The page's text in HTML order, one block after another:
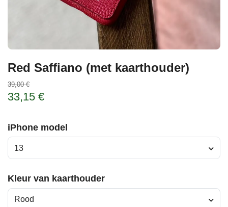
Red Saffiano (met kaarthouder)
39,00 €
33,15 €
iPhone model
13
Kleur van kaarthouder
Rood